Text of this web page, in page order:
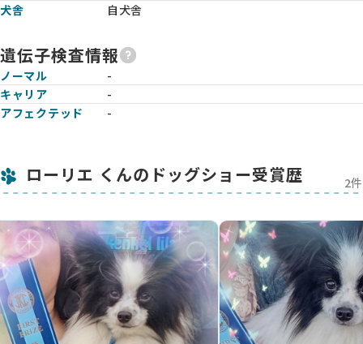
犬舎
自犬舎
遺伝子検査情報
ノーマル
-
キャリア
-
アフェクテッド
-
ローリエ くんのドッグショー受賞歴 2件